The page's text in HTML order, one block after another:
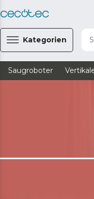
Kategorien
Saugroboter